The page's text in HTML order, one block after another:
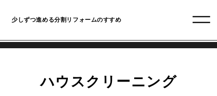
少しずつ進める分割リフォームのすすめ
ハウスクリーニング